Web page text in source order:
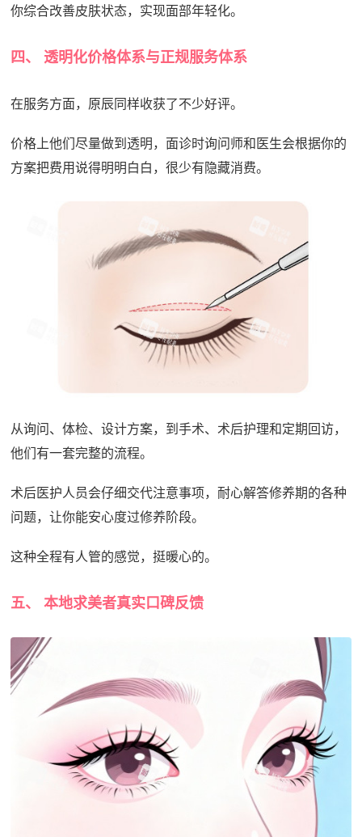
你综合改善皮肤状态，实现面部年轻化。
四、 透明化价格体系与正规服务体系
在服务方面，原辰同样收获了不少好评。
价格上他们尽量做到透明，面诊时询问师和医生会根据你的
方案把费用说得明明白白，很少有隐藏消费。
从询问、体检、设计方案，到手术、术后护理和定期回访，
他们有一套完整的流程。
术后医护人员会仔细交代注意事项，耐心解答修养期的各种
问题，让你能安心度过修养阶段。
这种全程有人管的感觉，挺暖心的。
五、 本地求美者真实口碑反馈